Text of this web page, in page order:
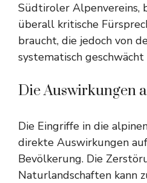
Südtiroler Alpenvereins,
überall kritische
braucht, die jedoch von
systematisch
Die Auswirkungen
Die Eingriffe in die
direkte Auswirkungen
Bevölkerung. Die
Naturlandschaften kann